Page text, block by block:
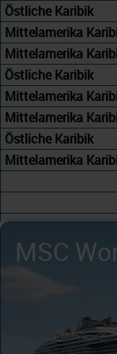
Östliche Karibik
Mittelamerika
Mittelamerika
Östliche Karibik
Mittelamerika
Mittelamerika
Östliche Karibik
Mittelamerika
MSC